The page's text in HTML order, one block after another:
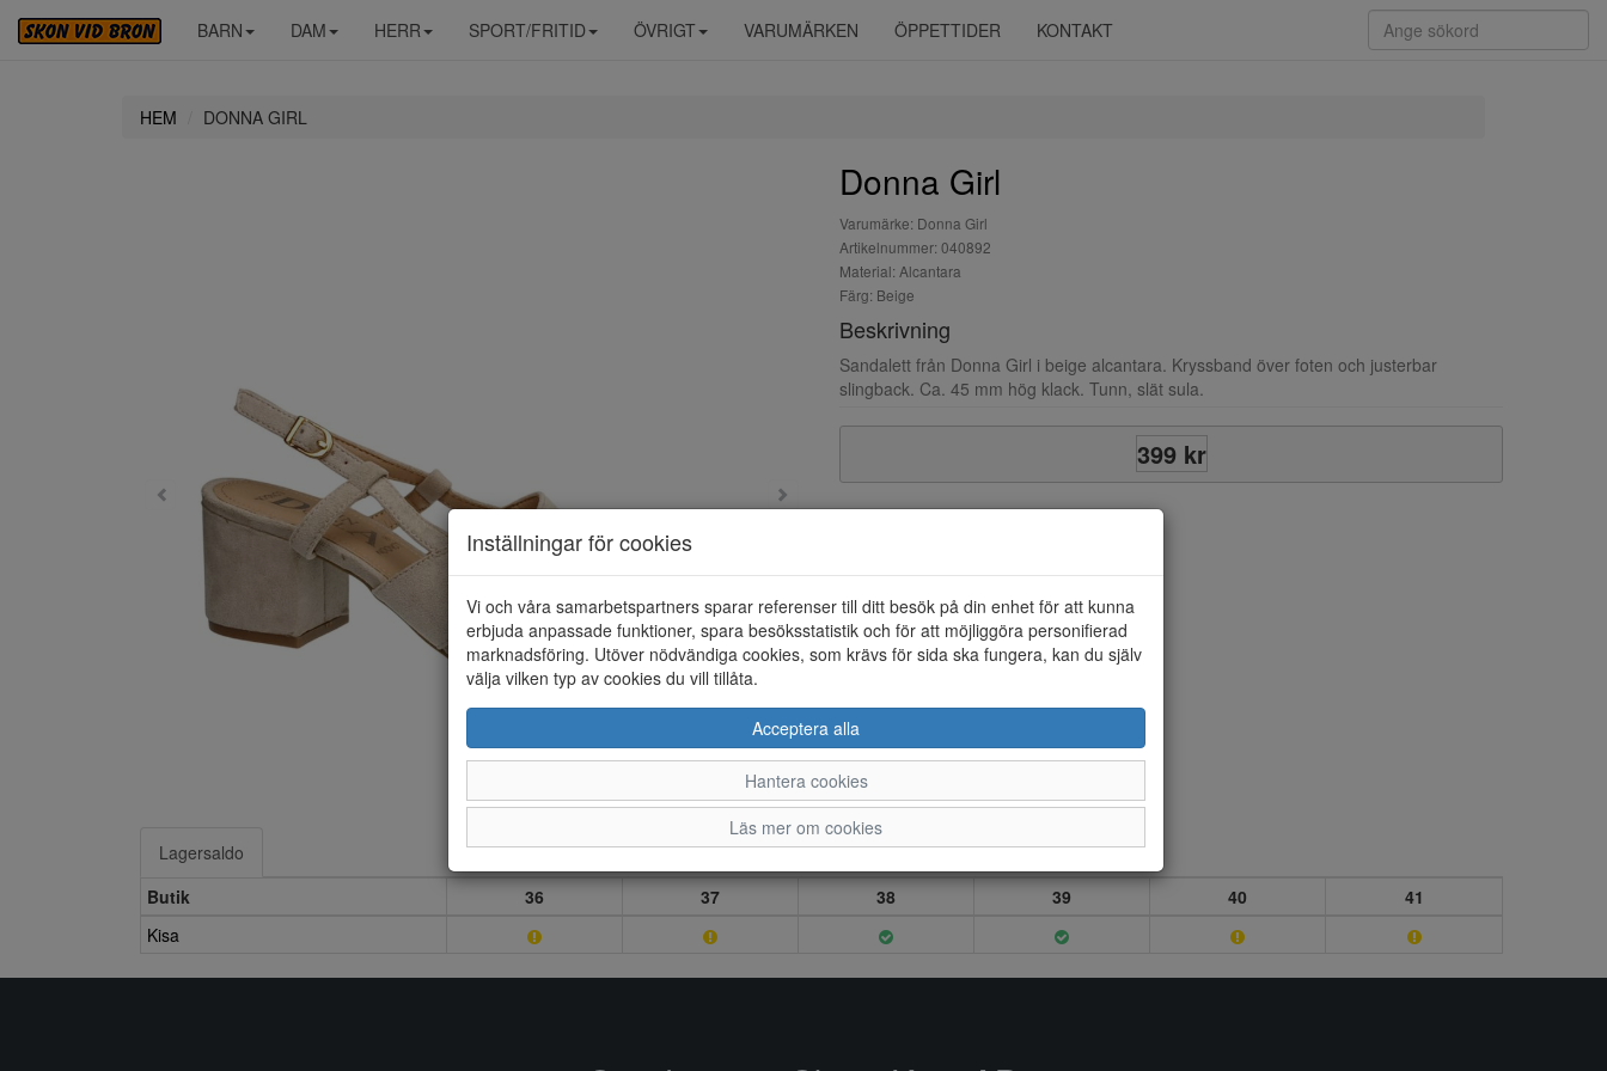
BARN DAM HERR SPORT/FRITID ÖVRIGT VARUMÄRKEN ÖPPETTIDER KONTAKT
HEM DONNA GIRL
Donna Girl
Varumärke: Donna Girl
Artikelnummer: 040892
Material: Alcantara
Färg: Beige
Beskrivning
Sandalett från Donna Girl i beige alcantara. Kryssband över foten och justerbar
slingback. Ca. 45 mm hög klack. Tunn, slät sula.
399 kr
Lagersaldo
Butik
36 37 38 39 40
41
Kisa
Inställningar för cookies
Vi och våra samarbetspartners sparar referenser till ditt besök på din enhet för att kunna
erbjuda anpassade funktioner, spara besöksstatistik och för att möjliggöra personifierad
marknadsföring. Utöver nödvändiga cookies, som krävs för sida ska fungera, kan du själv
välja vilken typ av cookies du vill tillåta.
Acceptera alla
Hantera cookies
Läs mer om cookies